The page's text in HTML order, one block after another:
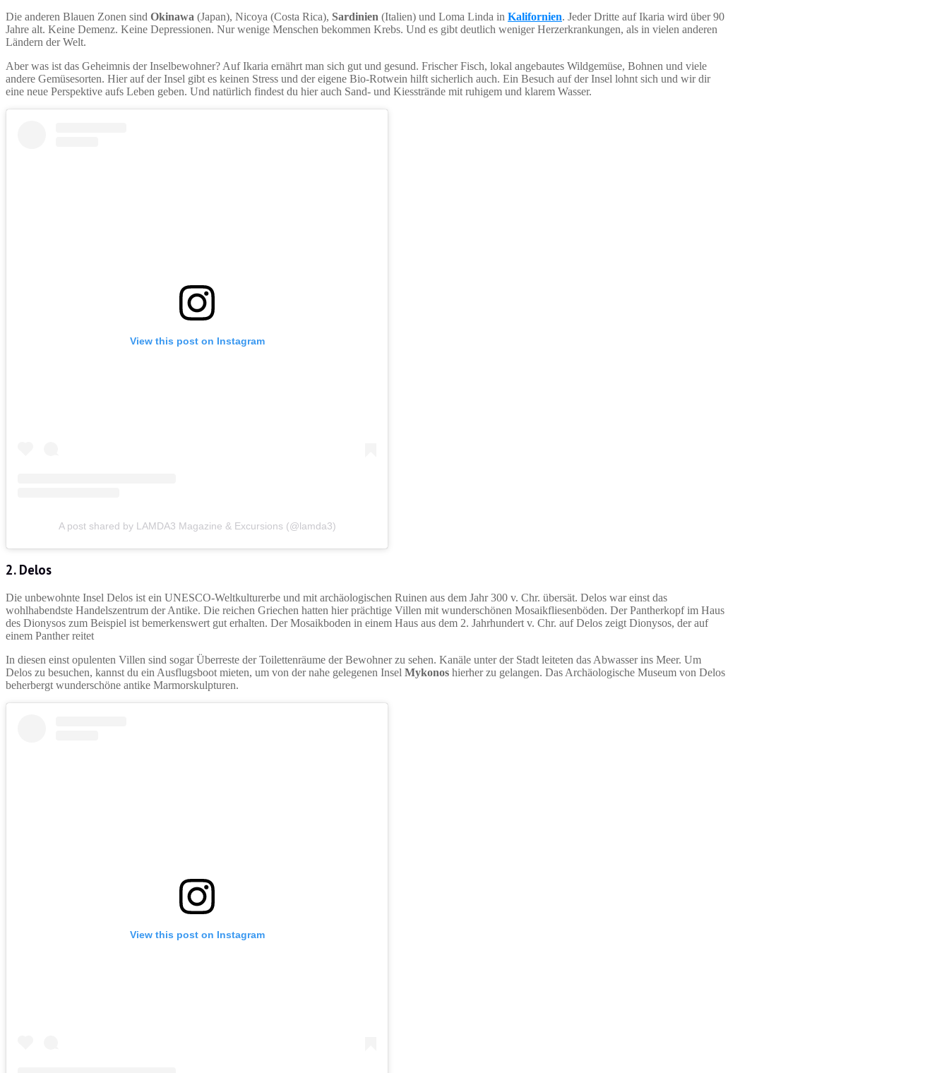
Die anderen Blauen Zonen sind Okinawa (Japan), Nicoya (Costa Rica), Sardinien (Italien) und Loma Linda in Kalifornien. Jeder Dritte auf Ikaria wird über 90
Jahre alt. Keine Demenz. Keine Depressionen. Nur wenige Menschen bekommen Krebs. Und es gibt deutlich weniger Herzerkrankungen, als in vielen anderen
Ländern der Welt.
Aber was ist das Geheimnis der Inselbewohner? Auf Ikaria ernährt man sich gut und gesund. Frischer Fisch, lokal angebautes Wildgemüse, Bohnen und viele
andere Gemüsesorten. Hier auf der Insel gibt es keinen Stress und der eigene Bio-Rotwein hilft sicherlich auch. Ein Besuch auf der Insel lohnt sich und wir dir
eine neue Perspektive aufs Leben geben. Und natürlich findest du hier auch Sand- und Kiesstrände mit ruhigem und klarem Wasser.
View this post on Instagram
A post shared by LAMDA3 Magazine & Excursions (@lamda3)
2. Delos
Die unbewohnte Insel Delos ist ein UNESCO-Weltkulturerbe und mit archäologischen Ruinen aus dem Jahr 300 v. Chr. übersät. Delos war einst das
wohlhabendste Handelszentrum der Antike. Die reichen Griechen hatten hier prächtige Villen mit wunderschönen Mosaikfliesenböden. Der Pantherkopf im Haus
des Dionysos zum Beispiel ist bemerkenswert gut erhalten. Der Mosaikboden in einem Haus aus dem 2. Jahrhundert v. Chr. auf Delos zeigt Dionysos, der auf
einem Panther reitet
In diesen einst opulenten Villen sind sogar Überreste der Toilettenräume der Bewohner zu sehen. Kanäle unter der Stadt leiteten das Abwasser ins Meer. Um
Delos zu besuchen, kannst du ein Ausflugsboot mieten, um von der nahe gelegenen Insel Mykonos hierher zu gelangen. Das Archäologische Museum von Delos
beherbergt wunderschöne antike Marmorskulpturen.
View this post on Instagram